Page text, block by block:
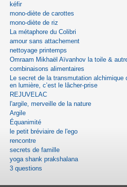
kéfir
mono-diète de carottes
mono-diète de riz
La métaphore du Colibri
amour sans attachement
nettoyage printemps
Omraam Mikhaël Aïvanhov la toile &
combinaisons alimentaires
Le secret de la transmutation alchimique
en lumière, c’est le lâcher-prise
REJUVELAC
l'argile, merveille de la nature
Argile
Équanimité
le petit bréviaire de l'ego
rencontre
secrets de famille
yoga shank prakshalana
3 questions